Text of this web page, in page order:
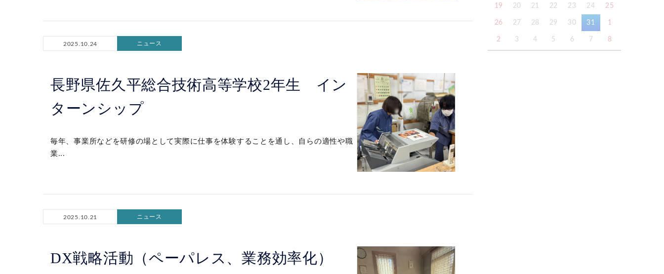
2025.10.24 ニュース
長野県佐久平総合技術高等学校2年生 イン
ターンシップ
毎年、事業所などを研修の場として実際に仕事を体験することを通し、自らの適性や職
業...
2025.10.21 ニュース
DX戦略活動（ペーパレス、業務効率化）
19 20 21 22 23 24 25
26 27 28 29 30 31 1
2 3 4 5 6 7 8